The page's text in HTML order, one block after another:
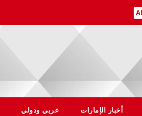
أخبار الإمارات عربي ودولي